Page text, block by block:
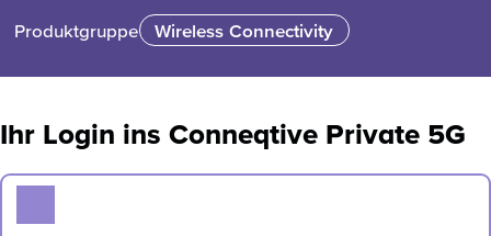
Produktgruppe Wireless Connectivity
Ihr Login ins Conneqtive Private 5G